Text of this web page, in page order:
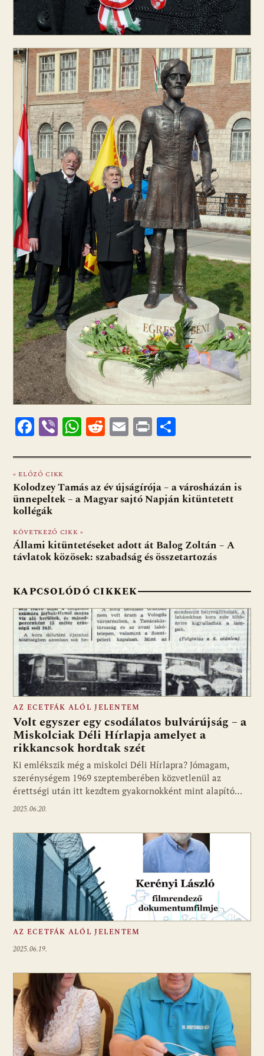
F
e
b
o
o
k
Vi
er
W
at
s
A
p
R
d
di
t
E
ai
l
Pr
t za
m
e
« ELŐZŐ CIKK
Kolodzey Tamás az év újságírója – a városházán is
ünnepeltek – a Magyar sajtó Napján kitüntetett
kollégák
KÖVETKEZŐ CIKK »
Állami kitüntetéseket adott át Balog Zoltán – A
távlatok közösek: szabadság és összetartozás
KAPCSOLÓDÓ CIKKEK
AZ ECETFÁK ALÓL JELENTEM
Volt egyszer egy csodálatos bulvárújság – a
Miskolciak Déli Hírlapja amelyet a
rikkancsok hordtak szét
Ki emlékszik még a miskolci Déli Hírlapra? Jómagam,
szerénységem 1969 szeptemberében közvetlenül az
érettségi után itt kezdtem gyakornokként mint alapító…
2025.06.20.
AZ ECETFÁK ALÓL JELENTEM
2025.06.19.